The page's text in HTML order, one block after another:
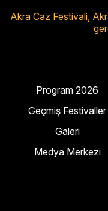
Akra Caz Festivali,
Program 2026
Geçmiş Festivaller
Galeri
Medya Merkezi